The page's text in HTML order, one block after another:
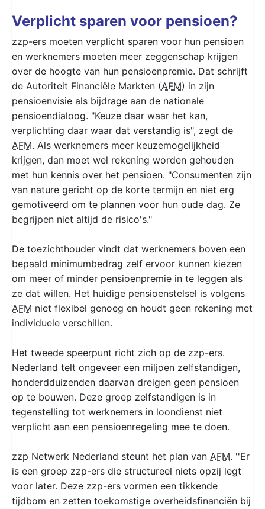
Verplicht sparen voor pensioen?
zzp-ers moeten verplicht sparen voor hun pensioen
en werknemers moeten meer zeggenschap krijgen
over de hoogte van hun pensioenpremie. Dat schrijft
de Autoriteit Financiële Markten (AFM) in zijn
pensioenvisie als bijdrage aan de nationale
pensioendialoog. "Keuze daar waar het kan,
verplichting daar waar dat verstandig is", zegt de
AFM. Als werknemers meer keuzemogelijkheid
krijgen, dan moet wel rekening worden gehouden
met hun kennis over het pensioen. "Consumenten zijn
van nature gericht op de korte termijn en niet erg
gemotiveerd om te plannen voor hun oude dag. Ze
begrijpen niet altijd de risico's."
De toezichthouder vindt dat werknemers boven een
bepaald minimumbedrag zelf ervoor kunnen kiezen
om meer of minder pensioenpremie in te leggen als
ze dat willen. Het huidige pensioenstelsel is volgens
AFM niet flexibel genoeg en houdt geen rekening met
individuele verschillen.
Het tweede speerpunt richt zich op de zzp-ers.
Nederland telt ongeveer een miljoen zelfstandigen,
honderdduizenden daarvan dreigen geen pensioen
op te bouwen. Deze groep zelfstandigen is in
tegenstelling tot werknemers in loondienst niet
verplicht aan een pensioenregeling mee te doen.
zzp Netwerk Nederland steunt het plan van AFM. ''Er
is een groep zzp-ers die structureel niets opzij legt
voor later. Deze zzp-ers vormen een tikkende
tijdbom en zetten toekomstige overheidsfinanciën bij